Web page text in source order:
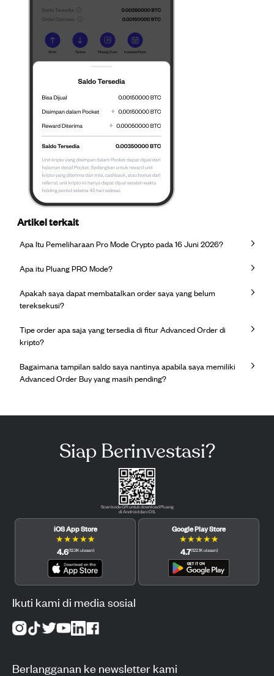
Artikel terkait
Apa Itu Pemeliharaan Pro Mode Crypto pada 16 Juni 2026?
Apa itu Pluang PRO Mode?
Apakah saya dapat membatalkan order saya yang belum
tereksekusi?
Tipe order apa saja yang tersedia di fitur Advanced Order di
kripto?
Bagaimana tampilan saldo saya nantinya apabila saya memiliki
Advanced Order Buy yang masih pending?
Siap Berinvestasi?
Scan kode QR untuk download Pluang
di Android dan iOS.
iOS App Store
★★★★★
4.6(12.3Kulasan)
Google Play Store
★★★★★
4.7(122.1Kulasan)
Ikuti kami di media sosial
Berlangganan ke newsletter kami